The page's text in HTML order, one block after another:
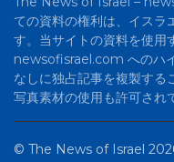
ての資料の権利は、イスラ
す。当サイトの資料を使
newsofisrael.com へのハ
なしに独占記事を複製する
写真素材の使用も許可され
© The News of Israel